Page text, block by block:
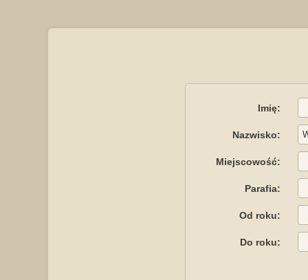
Imię:
Nazwisko:
Miejscowość:
Parafia:
Od roku:
Do roku: